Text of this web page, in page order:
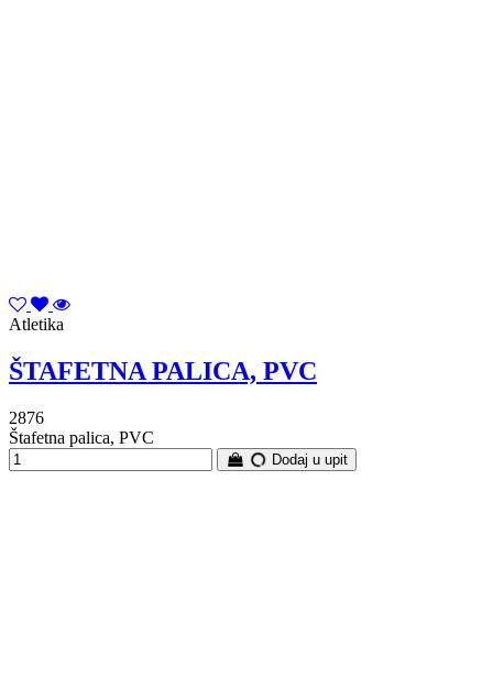
Atletika
ŠTAFETNA PALICA, PVC
2876
Štafetna palica, PVC
Dodaj u upit